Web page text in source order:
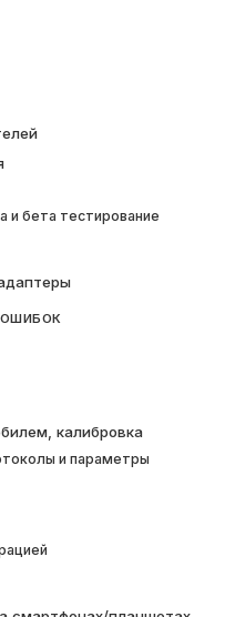
и бета тестирование
калибровка
и параметры